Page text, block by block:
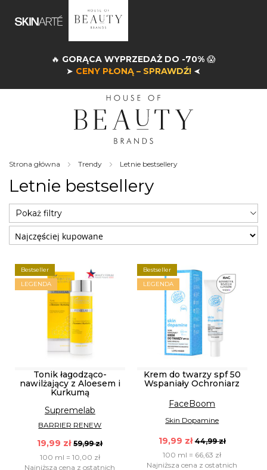
🔥 GORĄCA WYPRZEDAŻ DO -70% 😱
➤ CENY PŁONĄ – SPRAWDŹ! ➤
Strona główna Trendy Letnie bestsellery
Letnie bestsellery
Bestseller
LEGENDA
Tonik łagodząco-
nawilżający z Aloesem i
Kurkumą
Supremelab
BARRIER RENEW
19,99 zł 59,99 zł
100 ml = 10,00 zł
Najniższa cena z ostatnich
Bestseller
LEGENDA
Krem do twarzy spf 50
Wspaniały Ochroniarz
FaceBoom
Skin Dopamine
19,99 zł 44,99 zł
100 ml = 66,63 zł
Najniższa cena z ostatnich
Pokaż filtry